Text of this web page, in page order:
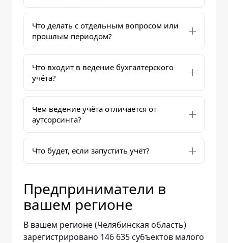
Что делать с отдельным вопросом или
прошлым периодом?
Что входит в ведение бухгалтерского
учёта?
Чем ведение учёта отличается от
аутсорсинга?
Что будет, если запустить учёт?
Предприниматели в
вашем регионе
В вашем регионе (Челябинская область)
зарегистрировано 146 635 субъектов малого